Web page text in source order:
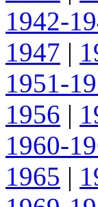
1942-
1947 |
1951-
1956 |
1960-
1965 |